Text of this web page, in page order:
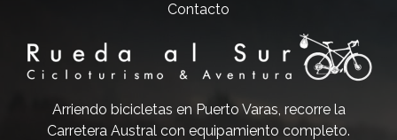
Contacto
Arriendo bicicletas en Puerto Varas, recorre la
Carretera Austral con equipamiento completo.